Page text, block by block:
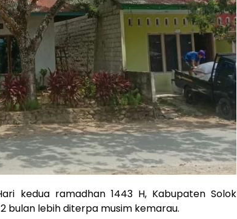
kedua ramadhan 1443 H, Kabupaten Solok
bulan lebih diterpa musim kemarau.